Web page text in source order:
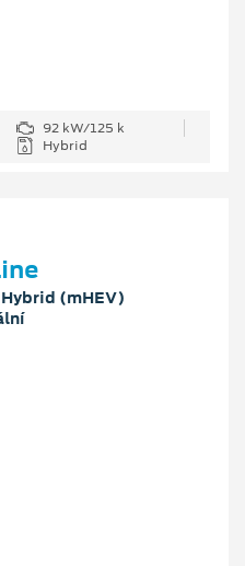
92 kW/125 k
Hybrid
(mHEV)